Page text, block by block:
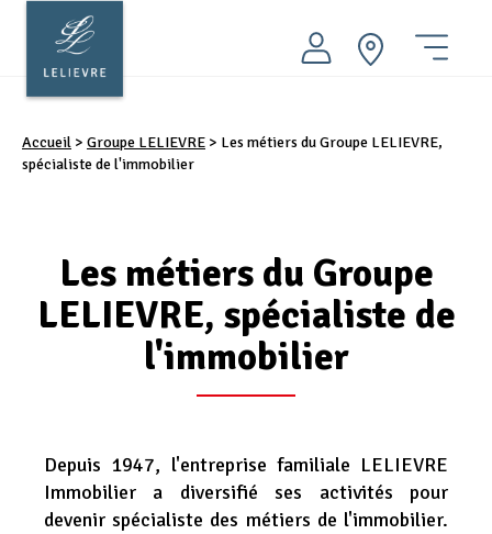
principalACHETER
VENDRE
AMO INGÉNIERIE
Nos conseils
Actualités
Appel d'offres
Accueil > Groupe LELIEVRE > Les métiers du Groupe LELIEVRE,
spécialiste de l'immobilier
Les métiers du Groupe
LELIEVRE, spécialiste de
l'immobilier
Depuis 1947, l'entreprise familiale LELIEVRE
Immobilier a diversifié ses activités pour
devenir spécialiste des métiers de l'immobilier.